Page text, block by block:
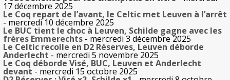
17 décembre 2025
Le Coq repart de l’avant, le Celtic met Leuven à l’arrêt
- mercredi 10 décembre 2025
Le BUC tient le choc à Leuven, Schilde gagne avec les
frères Emmerechts - mercredi 3 décembre 2025
Le Celtic recolle en D2 Réserves, Leuven déborde
Anderlecht - mercredi 5 novembre 2025
Le Coq déborde Visé, BUC, Leuven et Anderlecht
devant - mercredi 15 octobre 2025